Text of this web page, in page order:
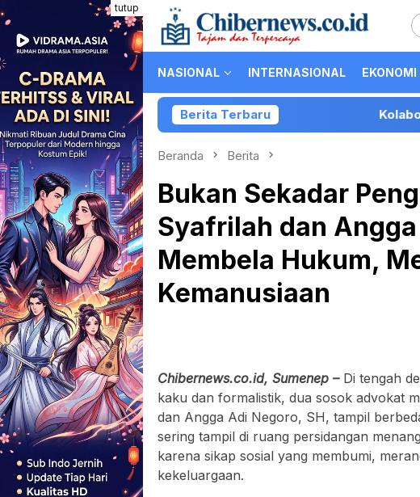
Loncat
ke
konten
tutup
NASIONAL INTERNASIONAL
Berita Terbaru Kolaborasi
Beranda Berita
Bukan Sekadar
Syafrilah dan
Membela Hukum,
Kemanusiaan
Chibernews.co.id, Sumenep – Di tengah
kaku dan formalistik, dua sosok advokat
dan Angga Adi Negoro, SH, tampil
sering tampil di ruang persidangan
karena sikap sosial yang membumi,
kekeluargaan.